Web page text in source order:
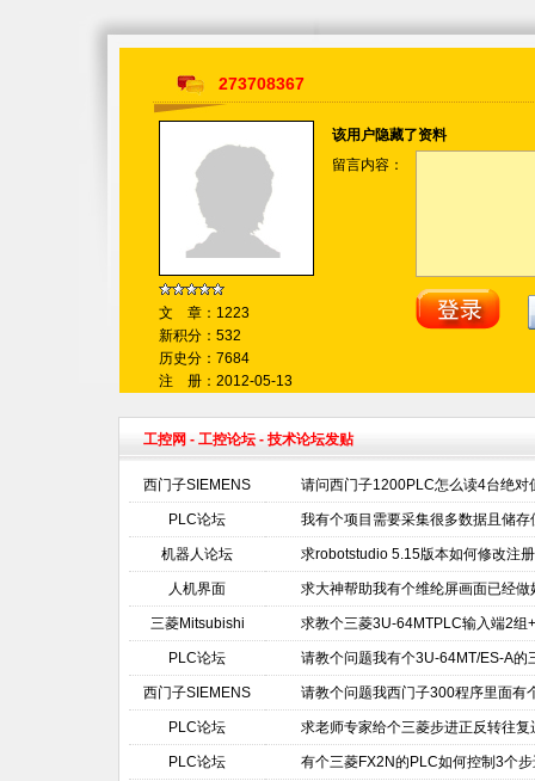
273708367
文 章：1223
新积分：532
历史分：7684
注 册：2012-05-13
该用户隐藏了资料
留言内容：
工控网 - 工控论坛- 技术论坛发贴
西门子SIEMENS 请问西门子1200PLC怎么读4台绝对
PLC论坛 我有个项目需要采集很多数据且储
机器人论坛 求robotstudio 5.15版本如何修改注
人机界面 求大神帮助我有个维纶屏画面已经
三菱Mitsubishi 求教个三菱3U-64MTPLC输入端2
PLC论坛 请教个问题我有个3U-64MT/ES-A
西门子SIEMENS 请教个问题我西门子300程序里面有
PLC论坛 求老师专家给个三菱步进正反转往
PLC论坛 有个三菱FX2N的PLC如何控制3个